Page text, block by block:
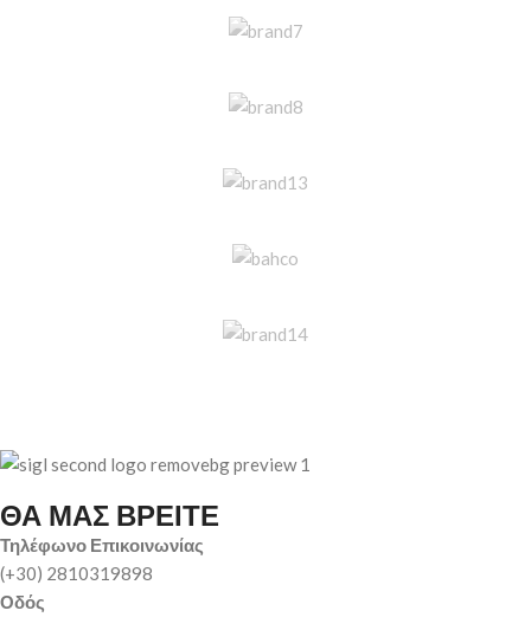
ΘΑ ΜΑΣ ΒΡΕΙΤΕ
Τηλέφωνο Επικοινωνίας
(+30) 2810319898
Οδός